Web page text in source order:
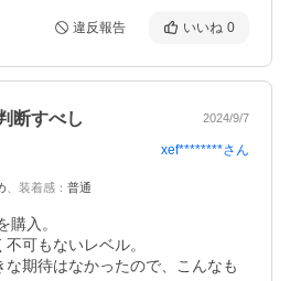
違反報告 いいね 0
断すべし 2024/9/7
xef********さん
装着感 ： 普通
購入。
可もないレベル。
期待はなかったので、こんなも